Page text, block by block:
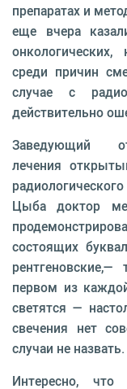
препаратах и
еще вчера
среди причин
случае с
действительно
Заведующий
лечения
Цыба доктор
состоящих
первом из
светятся —
свечения нет
случаи не назвать.
Интересно,